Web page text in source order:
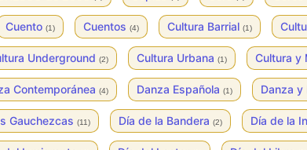
Cuento (1) Cuentos (4) Cultura Barrial (1)
Underground (2) Cultura Urbana (1) Cultura y
Contemporánea (4) Danza Española (1) Danza y
Gauchezcas (11) Día de la Bandera (2) Día de la